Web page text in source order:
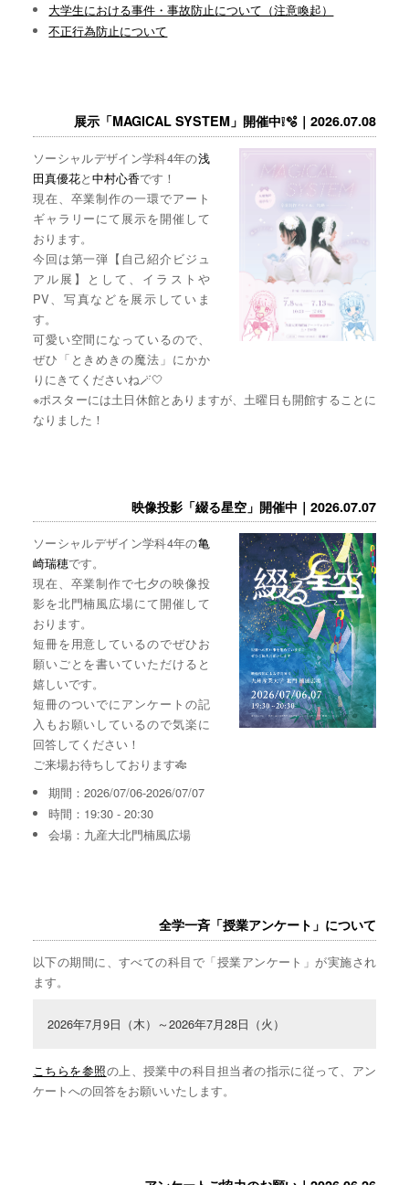
大学生における事件・事故防止について（注意喚起）
不正行為防止について
展示「MAGICAL SYSTEM」開催中❕🫧｜2026.07.08
ソーシャルデザイン学科4年の浅
田真優花と中村心香です！
現在、卒業制作の一環でアート
ギャラリーにて展示を開催して
おります。
今回は第一弾【自己紹介ビジュ
アル展】として、イラストや
PV、写真などを展示していま
す。
可愛い空間になっているので、
ぜひ「ときめきの魔法」にかか
りにきてくださいね🪄🤍
※ポスターには土日休館とありますが、土曜日も開館することに
なりました！
映像投影「綴る星空」開催中｜2026.07.07
ソーシャルデザイン学科4年の亀
崎瑞穂です。
現在、卒業制作で七夕の映像投
影を北門楠風広場にて開催して
おります。
短冊を用意しているのでぜひお
願いごとを書いていただけると
嬉しいです。
短冊のついでにアンケートの記
入もお願いしているので気楽に
回答してください！
ご来場お待ちしております🎋
期間：2026/07/06-2026/07/07
時間：19:30 - 20:30
会場：九産大北門楠風広場
全学一斉「授業アンケート」について
以下の期間に、すべての科目で「授業アンケート」が実施され
ます。
2026年7月9日（木）～2026年7月28日（火）
こちらを参照の上、授業中の科目担当者の指示に従って、アン
ケートへの回答をお願いいたします。